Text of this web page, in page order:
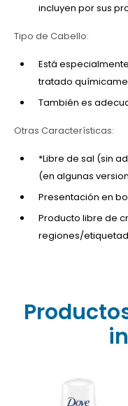
incluyen por sus
Tipo de Cabello:
Está
tratado
También es
Otras Características:
*Libre de sal (sin
(en algunas
Presentación en
Producto libre de
regiones/